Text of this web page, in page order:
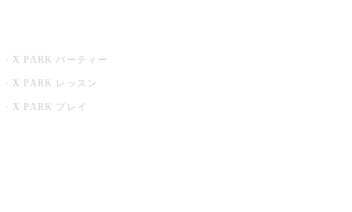
X PARK パーティー
X PARK レッスン
X PARK プレイ